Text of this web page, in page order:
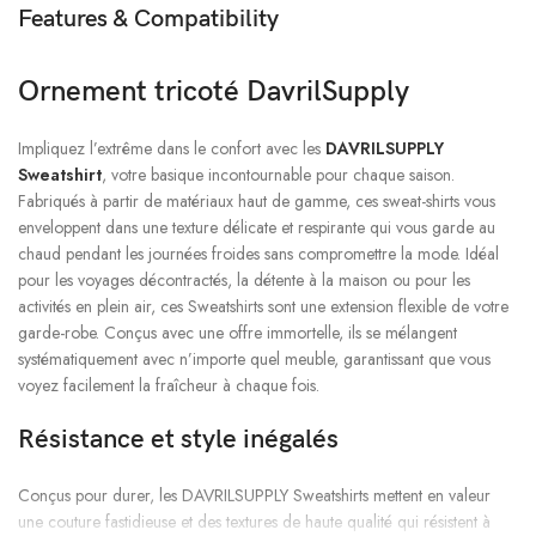
Features & Compatibility
Ornement tricoté DavrilSupply
Impliquez l’extrême dans le confort avec les DAVRILSUPPLY
Sweatshirt, votre basique incontournable pour chaque saison.
Fabriqués à partir de matériaux haut de gamme, ces sweat-shirts vous
enveloppent dans une texture délicate et respirante qui vous garde au
chaud pendant les journées froides sans compromettre la mode. Idéal
pour les voyages décontractés, la détente à la maison ou pour les
activités en plein air, ces Sweatshirts sont une extension flexible de votre
garde-robe. Conçus avec une offre immortelle, ils se mélangent
systématiquement avec n’importe quel meuble, garantissant que vous
voyez facilement la fraîcheur à chaque fois.
Résistance et style inégalés
Conçus pour durer, les DAVRILSUPPLY Sweatshirts mettent en valeur
une couture fastidieuse et des textures de haute qualité qui résistent à